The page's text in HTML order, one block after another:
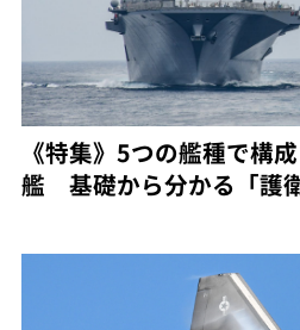
《特集》5つの艦種で構
艦 基礎から分かる「護